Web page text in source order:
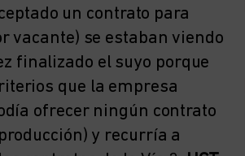
un contrato para
vacante) se estaban viendo
finalizado el suyo porque
que la empresa
ofrecer ningún contrato
y recurría a